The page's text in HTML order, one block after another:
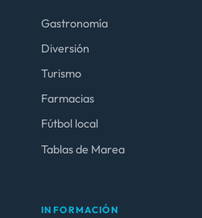
Gastronomía
Diversión
Turismo
Farmacias
Fútbol local
Tablas de Marea
INFORMACIÓN